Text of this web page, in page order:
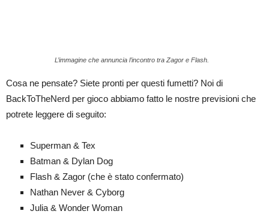
L’immagine che annuncia l’incontro tra Zagor e Flash.
Cosa ne pensate? Siete pronti per questi fumetti? Noi di
BackToTheNerd per gioco abbiamo fatto le nostre previsioni che
potrete leggere di seguito:
Superman & Tex
Batman & Dylan Dog
Flash & Zagor (che è stato confermato)
Nathan Never & Cyborg
Julia & Wonder Woman